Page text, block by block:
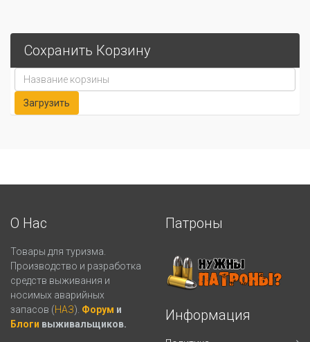
Сохранить Корзину
О Нас
Товары для туризма.
Производство и разработка
средств выживания и
носимых аварийных
запасов (НАЗ). Форум и
Блоги выживальщиков.
Патроны
Информация